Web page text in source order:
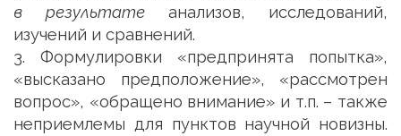
в результатеанализов, исследований,
изучений и сравнений.
3. Формулировки «предпринята попытка»,
«высказано предположение», «рассмотрен
вопрос», «обращено внимание» и т.п. – также
неприемлемы для пунктов научной новизны.